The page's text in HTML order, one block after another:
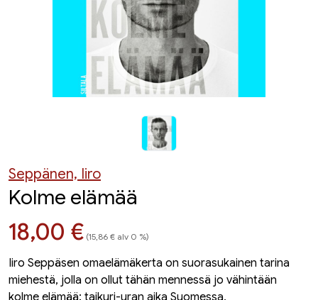
Seppänen, Iiro
Kolme elämää
Hinta nyt
18,00 € (15,86 € alv 0 %)
Iiro Seppäsen omaelämäkerta on suorasukainen tarina
miehestä, jolla on ollut tähän mennessä jo vähintään
kolme elämää: taikuri-uran aika Suomessa,